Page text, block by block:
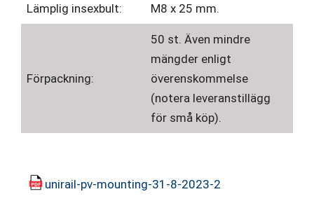
Lämplig insexbult: M8 x 25 mm.
Förpackning:
50 st. Även mindre
mängder enligt
överenskommelse
(notera leveranstillägg
för små köp).
unirail-pv-mounting-31-8-2023-2